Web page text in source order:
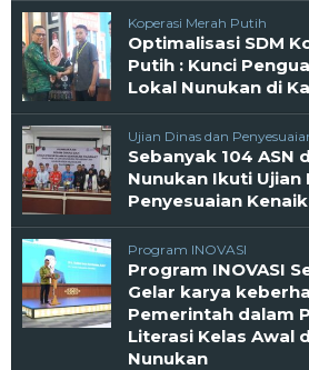
Koperasi Merah Putih
Optimalisasi SDM
Putih : Kunci
Lokal Nunukan di
Ujian Dinas dan
Sebanyak 104 ASN
Nunukan Ikuti Ujian
Penyesuaian
Program INOVASI
Program INOVASI
Gelar karya
Pemerintah dalam
Literasi Kelas Awal
Nunukan